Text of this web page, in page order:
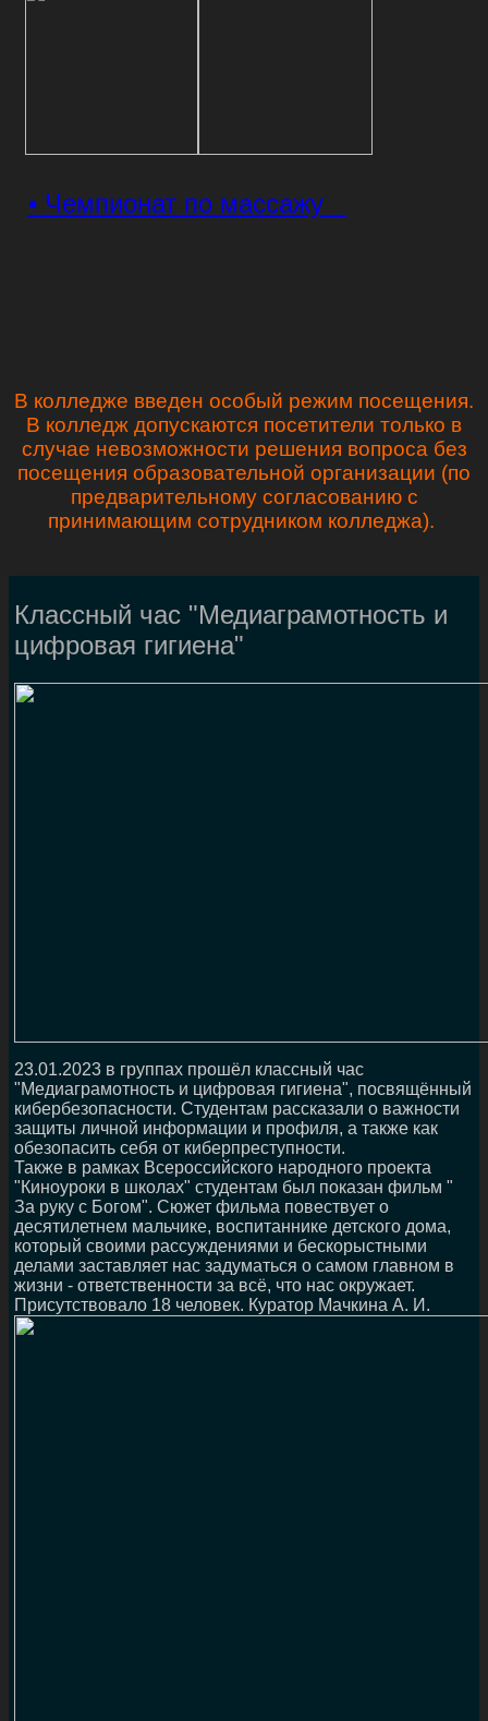
• Чемпионат по массажу
В колледже введен особый режим посещения.
В колледж допускаются посетители только в
случае невозможности решения вопроса без
посещения образовательной организации (по
предварительному согласованию с
принимающим сотрудником колледжа).
Классный час "Медиаграмотность и
цифровая гигиена"
23.01.2023 в группах прошёл классный час
"Медиаграмотность и цифровая гигиена", посвящённый
кибербезопасности. Студентам рассказали о важности
защиты личной информации и профиля, а также как
обезопасить себя от киберпреступности.
Также в рамках Всероссийского народного проекта
"Киноуроки в школах" студентам был показан фильм "
За руку с Богом". Сюжет фильма повествует о
десятилетнем мальчике, воспитаннике детского дома,
который своими рассуждениями и бескорыстными
делами заставляет нас задуматься о самом главном в
жизни - ответственности за всё, что нас окружает.
Присутствовало 18 человек. Куратор Мачкина А. И.